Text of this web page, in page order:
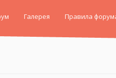
Галерея Правила